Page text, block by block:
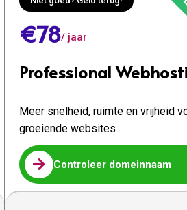
€78/ jaar
Professional
Meer snelheid, ruimte en vrijheid
groeiende websites
 Controleer domeinnaam